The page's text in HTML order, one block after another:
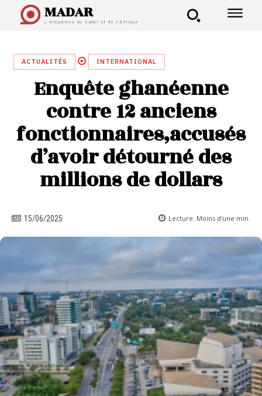
MADAR
L'Actualités du Sahel et de l'Afrique
ACTUALITÉS INTERNATIONAL
Enquête ghanéenne
contre 12 anciens
fonctionnaires,accusés
d’avoir détourné des
millions de dollars
15/06/2025 Lecture: Moins d'une min.